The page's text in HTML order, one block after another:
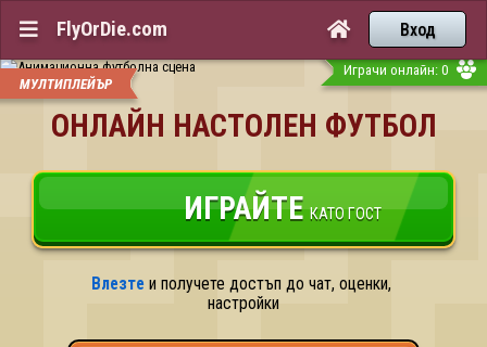
 FlyOrDie.com  Вход
МУЛТИПЛЕЙЪР
Играчи онлайн: 0
ОНЛАЙН НАСТОЛЕН ФУТБОЛ
ИГРАЙТЕ КАТО ГОСТ
Влезте и получете достъп до чат, оценки,
настройки